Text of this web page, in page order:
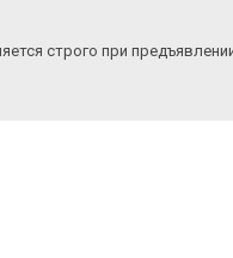
строго при